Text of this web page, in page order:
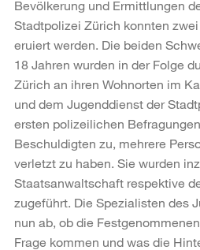
Bevölkerung und Ermittlungen
Stadtpolizei Zürich konnten
eruiert werden. Die beiden
18 Jahren wurden in der Folge
Zürich an ihren Wohnorten im
und dem Jugenddienst der
ersten polizeilichen
Beschuldigten zu, mehrere
verletzt zu haben. Sie wurden
Staatsanwaltschaft respektive
zugeführt. Die Spezialisten des
nun ab, ob die
Frage kommen und was die